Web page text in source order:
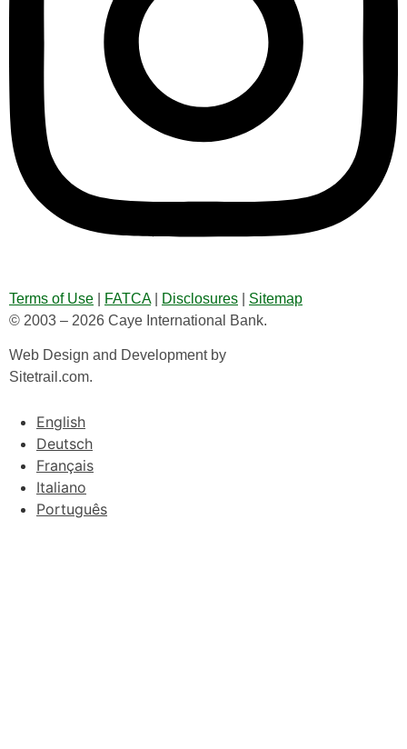
Terms of Use FATCA| Disclosures
Sitemap
© 2003 – 2026 Caye International Bank.
Web Design and Development by
Sitetrail.com.
English
Deutsch
Français
Italiano
Português